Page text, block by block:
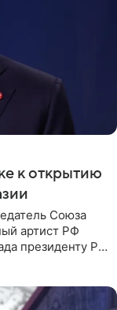
к открытию
Союза
артист РФ
президенту РФ